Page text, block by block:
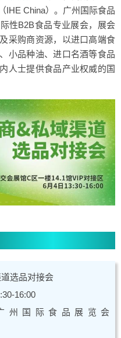
（IHE China） 。广州国际食品
性B2B食品专业展会，展会
采购商资源，以进口高端食
小品种油、进口名酒等食品
人士提供食品产业权威的国
选品对接会
16:00
州国际食品展览会